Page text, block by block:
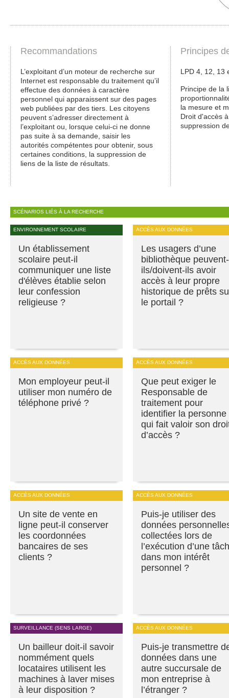
Recommandations
L’exploitant d’un moteur de recherche sur
Internet est responsable du traitement qu’il
effectue des données à caractère
personnel qui apparaissent sur des pages
web publiées par des tiers. Les citoyens
peuvent s’adresser directement à
l’exploitant ou, lorsque celui-ci ne donne
pas suite à sa demande, saisir les
autorités compétentes pour obtenir, sous
certaines conditions, la suppression de
liens de la liste de résultats.
Principes
LPD 4, 12, 13
Principe de la
la mesure et
Droit d'accès
suppression
SCÉNARIOS LIÉS À LA RECHERCHE
ENVIRONNEMENT SCOLAIRE
Un établissement
scolaire peut-il
communiquer une liste
d'élèves établie selon
leur confession
religieuse ?
ACCÈS AUX DONNÉES
Les usagers d’une
bibliothèque peuvent-
ils/doivent-ils avoir
accès à leur propre
historique de prêts
le portail ?
ACCÈS AUX DONNÉES
Mon employeur peut-il
utiliser mon numéro de
téléphone privé ?
ACCÈS AUX DONNÉES
Que peut exiger le
Responsable de
traitement pour
identifier la personne
qui fait valoir son
d’accès ?
ACCÈS AUX DONNÉES
Un site de vente en
ligne peut-il conserver
les coordonnées
bancaires de ses
clients ?
ACCÈS AUX DONNÉES
Puis-je utiliser des
données
collectées lors de
l’exécution d’une
dans mon intérêt
personnel ?
SURVEILLANCE (SENS LARGE)
Un bailleur doit-il savoir
nommément quels
locataires utilisent les
machines à laver mises
à leur disposition ?
ACCÈS AUX DONNÉES
Puis-je transmettre
données dans une
autre succursale de
mon entreprise à
l’étranger ?